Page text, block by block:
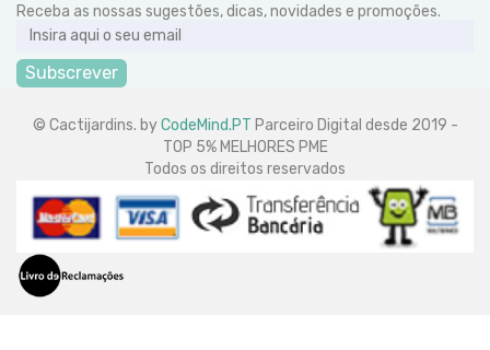
Receba as nossas sugestões, dicas, novidades e promoções.
Subscrever
© Cactijardins. byCodeMind.PT Parceiro Digital desde 2019 -
TOP 5% MELHORES PME
Todos os direitos reservados